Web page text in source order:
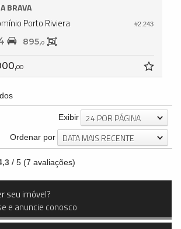
#2.243
BRAVA
Porto Riviera
895,0
00
Exibir 24 POR PÁGINA
Ordenar por DATA MAIS RECENTE
/ 5 (7 avaliações)
seu imóvel?
e anuncie conosco